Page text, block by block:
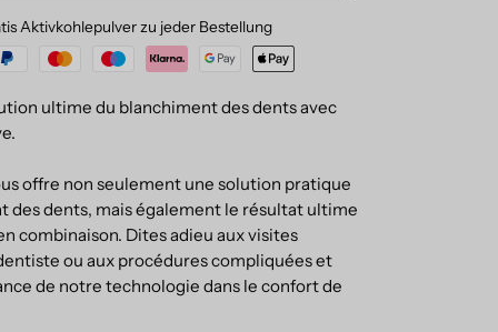
Aktivkohlepulver zu jeder Bestellung
ultime du blanchiment des dents avec
offre non seulement une solution pratique
des dents, mais également le résultat ultime
combinaison. Dites adieu aux visites
ou aux procédures compliquées et
de notre technologie dans le confort de